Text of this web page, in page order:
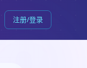
注册/登录